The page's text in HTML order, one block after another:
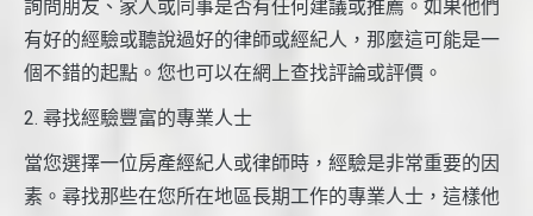
詢問朋友、家人或同事是否有任何建議或推薦。如果他們
有好的經驗或聽說過好的律師或經紀人，那麼這可能是一
個不錯的起點。您也可以在網上查找評論或評價。
2. 尋找經驗豐富的專業人士
當您選擇一位房產經紀人或律師時，經驗是非常重要的因
素。尋找那些在您所在地區長期工作的專業人士，這樣他